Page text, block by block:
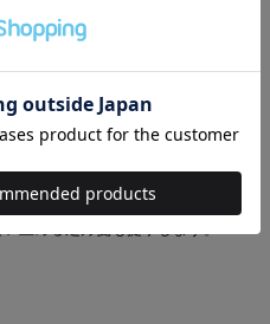
人の給料は減り、購買力が低下す
ら上がるインフレではなく、モノ
ョン」。教科書でさらっと触れた
ろうとしています。コロナ禍によ
本だけがそうなる理由とは何か、
かを、人気若手経済評論家がわか